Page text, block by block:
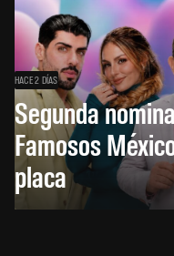
HACE 2 DÍAS
Segunda
Famosos
placa